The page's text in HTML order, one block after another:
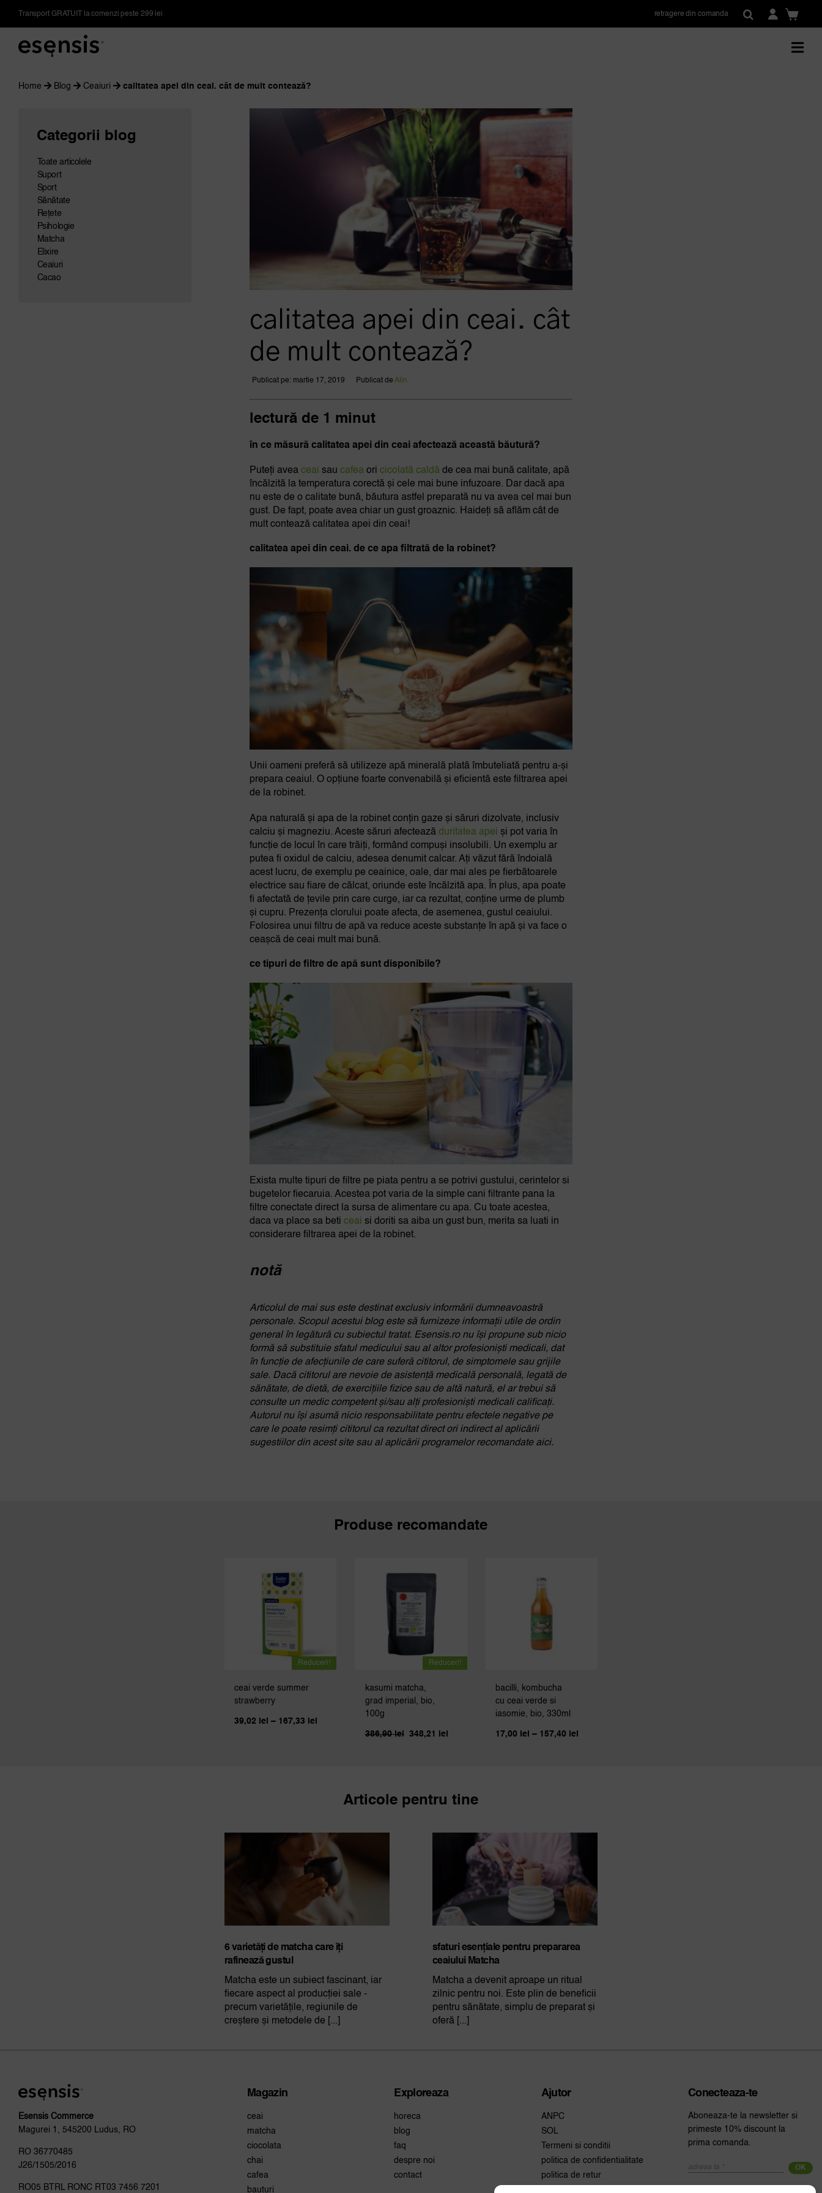
Transport GRATUIT la comenzi peste 299 lei retragere din comanda
Home Blog Ceaiuri calitatea apei din ceai. cât de mult contează?
Categorii blog
Toate articolele
Suport
Sport
Sănătate
Rețete
Psihologie
Matcha
Elixire
Ceaiuri
Cacao
calitatea apei din ceai. cât
de mult contează?
Publicat pe: martie 17, 2019 Publicat deAlin
lectură de 1 minut
în ce măsură calitatea apei din ceai afectează această băutură?
Puteți aveaceai saucafea oricicolată caldă de cea mai bună calitate, apă
încălzită la temperatura corectă și cele mai bune infuzoare. Dar dacă apa
nu este de o calitate bună, băutura astfel preparată nu va avea cel mai bun
gust. De fapt, poate avea chiar un gust groaznic. Haideți să aflăm cât de
mult contează calitatea apei din ceai!
calitatea apei din ceai. de ce apa filtrată de la robinet?
Unii oameni preferă să utilizeze apă minerală plată îmbuteliată pentru a-și
prepara ceaiul. O opțiune foarte convenabilă și eficientă este filtrarea apei
de la robinet.
Apa naturală și apa de la robinet conțin gaze și săruri dizolvate, inclusiv
calciu și magneziu. Aceste săruri afecteazăduritatea apei și pot varia în
funcție de locul în care trăiți, formând compuși insolubili. Un exemplu ar
putea fi oxidul de calciu, adesea denumit calcar. Ați văzut fără îndoială
acest lucru, de exemplu pe ceainice, oale, dar mai ales pe fierbătoarele
electrice sau fiare de călcat, oriunde este încălzită apa. În plus, apa poate
fi afectată de țevile prin care curge, iar ca rezultat, conține urme de plumb
și cupru. Prezența clorului poate afecta, de asemenea, gustul ceaiului.
Folosirea unui filtru de apă va reduce aceste substanțe în apă și va face o
ceașcă de ceai mult mai bună.
ce tipuri de filtre de apă sunt disponibile?
Exista multe tipuri de filtre pe piata pentru a se potrivi gustului, cerintelor si
bugetelor fiecaruia. Acestea pot varia de la simple cani filtrante pana la
filtre conectate direct la sursa de alimentare cu apa. Cu toate acestea,
daca va place sa beticeai si doriti sa aiba un gust bun, merita sa luati in
considerare filtrarea apei de la robinet.
notă
Articolul de mai sus este destinat exclusiv informării dumneavoastră
personale. Scopul acestui blog este să furnizeze informații utile de ordin
general în legătură cu subiectul tratat. Esensis.ro nu își propune sub nicio
formă să substituie sfatul medicului sau al altor profesioniști medicali, dat
în funcție de afecțiunile de care suferă cititorul, de simptomele sau grijile
sale. Dacă cititorul are nevoie de asistență medicală personală, legată de
sănătate, de dietă, de exercițiile fizice sau de altă natură, el ar trebui să
consulte un medic competent și/sau alți profesioniști medicali calificați.
Autorul nu își asumă nicio responsabilitate pentru efectele negative pe
care le poate resimți cititorul ca rezultat direct ori indirect al aplicării
sugestiilor din acest site sau al aplicării programelor recomandate aici.
Produse recomandate
Reduceri!
ceai verde summer
strawberry
39,02 lei – 167,33 lei
Reduceri!
kasumi matcha,
grad imperial, bio,
100g
386,90lei
Prețul
348,21 lei
Prețul
bacilli, kombucha
cu ceai verde si
iasomie, bio, 330ml
17,00 lei – 157,40 lei Interval
Articole pentru tine
6 varietăți de matcha care îți
rafinează gustul
Matcha este un subiect fascinant, iar
fiecare aspect al producției sale -
precum varietățile, regiunile de
creștere și metodele de [...]
sfaturi esențiale pentru prepararea
ceaiului Matcha
Matcha a devenit aproape un ritual
zilnic pentru noi. Este plin de beneficii
pentru sănătate, simplu de preparat și
oferă [...]
Esensis Commerce
Magurei 1, 545200 Ludus, RO
RO 36770485
J26/1505/2016
RO05 BTRL RONC RT03 7456 7201
Magazin
ceai
matcha
ciocolata
chai
cafea
bauturi
Exploreaza
horeca
blog
faq
despre noi
contact
Ajutor
ANPC
SOL
Termeni si conditii
politica de confidentialitate
politica de retur
Conecteaza-te
Aboneaza-te la newsletter si
primeste 10% discount la
prima comanda.
OK